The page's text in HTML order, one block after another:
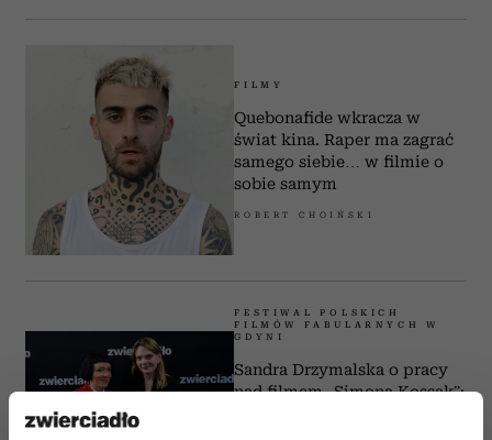
FILMY
Quebonafide wkracza w
świat kina. Raper ma zagrać
samego siebie… w filmie o
sobie samym
ROBERT CHOIŃSKI
FESTIWAL POLSKICH
FILMÓW FABULARNYCH W
GDYNI
Sandra Drzymalska o pracy
nad filmem „Simona Kossak”: